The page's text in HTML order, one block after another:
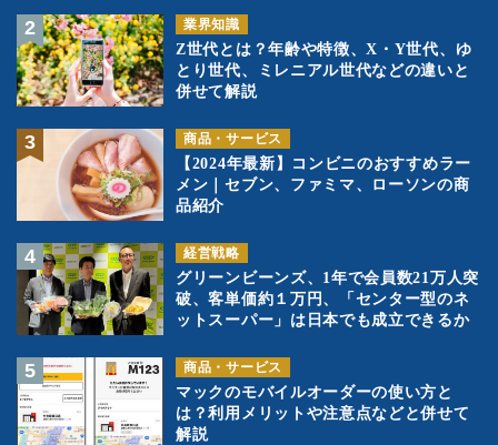
業界知識
Z世代とは？年齢や特徴、X・Y世代、ゆ
とり世代、ミレニアル世代などの違いと
併せて解説
商品・サービス
【2024年最新】コンビニのおすすめラー
メン｜セブン、ファミマ、ローソンの商
品紹介
経営戦略
グリーンビーンズ、1年で会員数21万人突
破、客単価約１万円、「センター型のネ
ットスーパー」は日本でも成立できるか
商品・サービス
マックのモバイルオーダーの使い方と
は？利用メリットや注意点などと併せて
解説